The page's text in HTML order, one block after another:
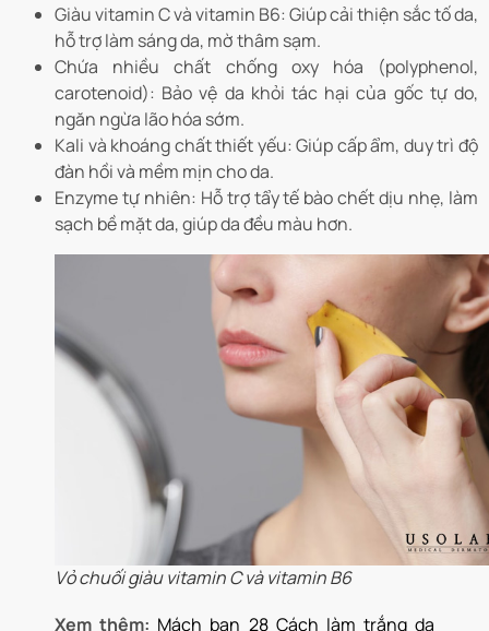
Giàu vitamin C và vitamin B6: Giúp cải thiện sắc tố da,
hỗ trợ làm sáng da, mờ thâm sạm.
Chứa nhiều chất chống oxy hóa (polyphenol,
carotenoid): Bảo vệ da khỏi tác hại của gốc tự do,
ngăn ngừa lão hóa sớm.
Kali và khoáng chất thiết yếu: Giúp cấp ẩm, duy trì độ
đàn hồi và mềm mịn cho da.
Enzyme tự nhiên: Hỗ trợ tẩy tế bào chết dịu nhẹ, làm
sạch bề mặt da, giúp da đều màu hơn.
Vỏ chuối giàu vitamin C và vitamin B6
Xem thêm: Mách bạn 28 Cách làm trắng da